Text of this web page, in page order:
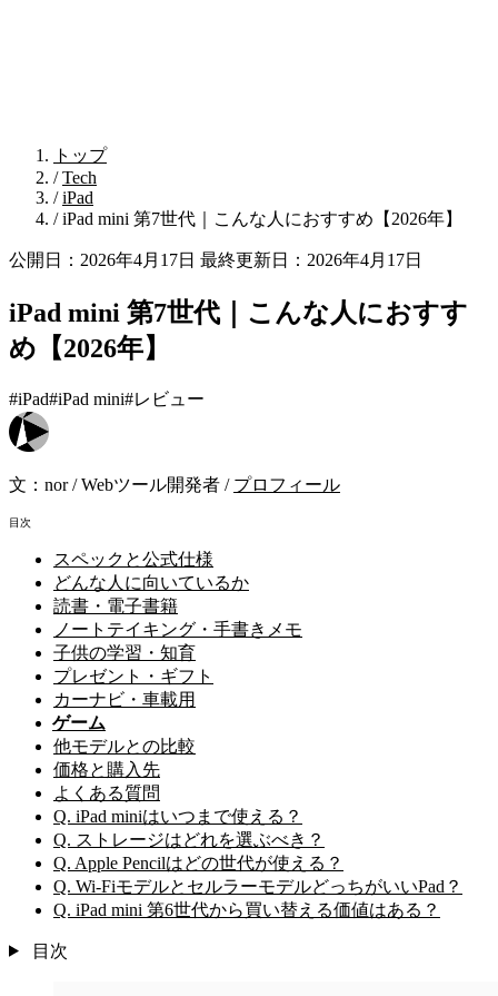
トップ
/ Tech
/ iPad
/ iPad mini 第7世代｜こんな人におすすめ【2026年】
公開日：2026年4月17日 最終更新日：2026年4月17日
iPad mini 第7世代｜こんな人におすす
め【2026年】
#iPad#iPad mini#レビュー
文： nor /Webツール開発者 / プロフィール
目次
スペックと公式仕様
どんな人に向いているか
読書・電子書籍
ノートテイキング・手書きメモ
子供の学習・知育
プレゼント・ギフト
カーナビ・車載用
ゲーム
他モデルとの比較
価格と購入先
よくある質問
Q. iPad miniはいつまで使える？
Q. ストレージはどれを選ぶべき？
Q. Apple Pencilはどの世代が使える？
Q. Wi-FiモデルとセルラーモデルどっちがいいPad？
Q. iPad mini 第6世代から買い替える価値はある？
目次